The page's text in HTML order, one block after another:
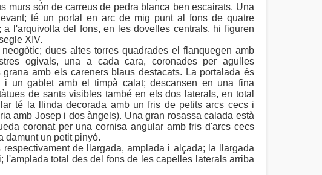
murs són de carreus de pedra blanca ben escairats. Una
té un portal en arc de mig punt al fons de quatre
l'arquivolta del fons, en les dovelles centrals, hi figuren
XIV.
dues altes torres quadrades el flanquegen amb
ogivals, una a cada cara, coronades per agulles
amb els careners blaus destacats. La portalada és
i un gablet amb el timpà calat; descansen en una fina
de sants visibles també en els dos laterals, en total
té la llinda decorada amb un fris de petits arcs cecs i
amb Josep i dos àngels). Una gran rosassa calada està
coronat per una cornisa angular amb fris d'arcs cecs
damunt un petit pinyó.
de llargada, amplada i alçada; la llargada
l'amplada total des del fons de les capelles laterals arriba